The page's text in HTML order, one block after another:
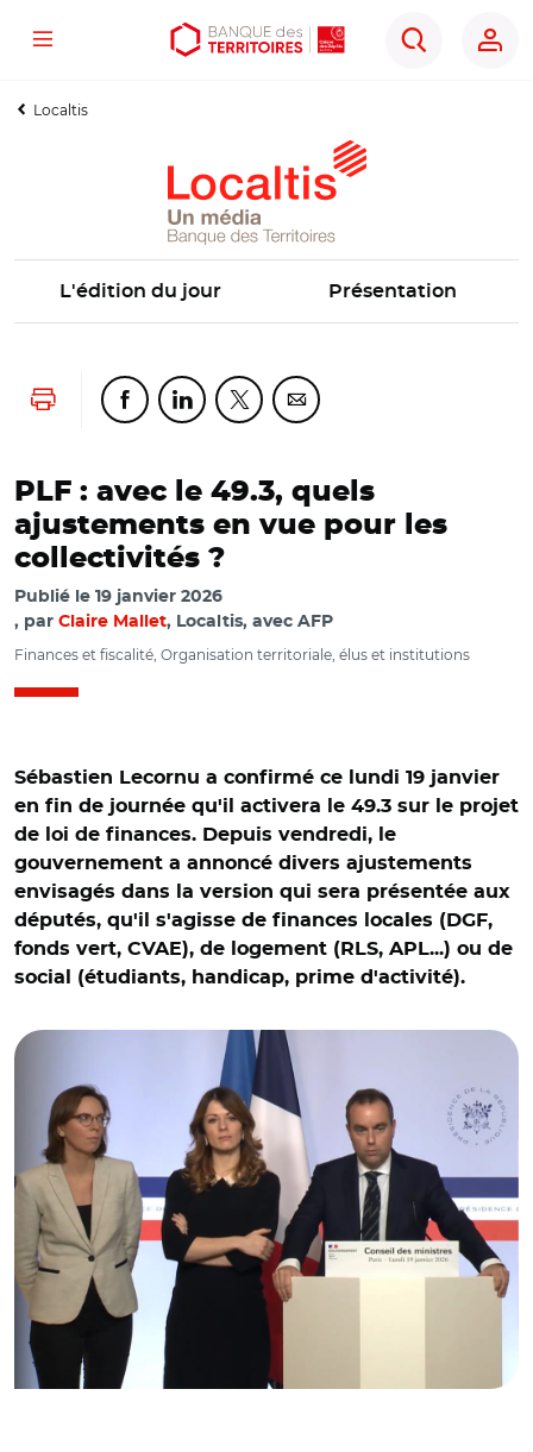
Aller
contenu
Aller
menu
Ouvrir
outils
Menu
Rechercher
Localtis
L'édition du jour Présentation
Lancer l'impressionPartager cette page sur Facebook
Partager cette page sur Linkedin
Partager cette page sur Twitter
Partager cette page sur
PLF : avec le 49.3, quels
ajustements en vue pour les
collectivités ?
Publié le 19 janvier 2026
par Claire Mallet, Localtis, avec AFP
Finances et fiscalité, Organisation territoriale, élus et institutions
Sébastien Lecornu a confirmé ce lundi 19 janvier
en fin de journée qu'il activera le 49.3 sur le projet
de loi de finances. Depuis vendredi, le
gouvernement a annoncé divers ajustements
envisagés dans la version qui sera présentée aux
députés, qu'il s'agisse de finances locales (DGF,
fonds vert, CVAE), de logement (RLS, APL...) ou de
social (étudiants, handicap, prime d'activité).
© Gouvernement/Conférence de presse de Sébastien